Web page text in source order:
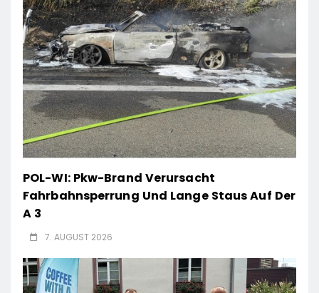
POL-WI: Pkw-Brand Verursacht
Fahrbahnsperrung Und Lange Staus Auf Der
A 3
7. AUGUST 2026